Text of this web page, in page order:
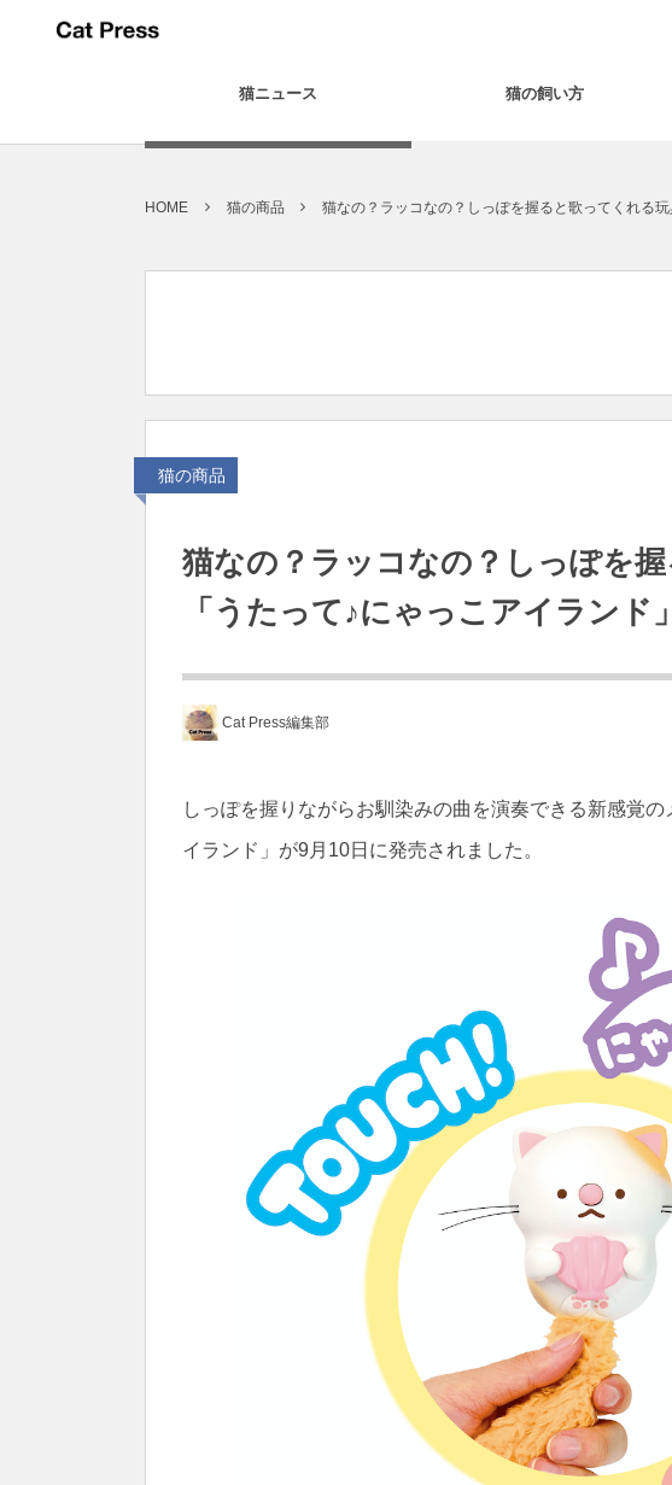
猫ニュース 猫の飼い方
HOME 猫の商品 猫なの？ラッコなの？しっぽを握ると歌ってくれる
猫の商品
猫なの？ラッコなの？しっぽを
「うたって♪にゃっこアイランド」
Cat Press編集部
しっぽを握りながらお馴染みの曲を演奏できる新感覚
イランド」が9月10日に発売されました。